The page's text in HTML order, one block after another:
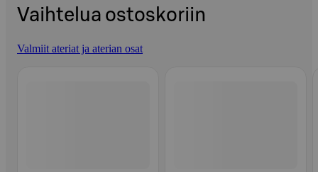
Vaihtelua ostoskoriin
Valmiit ateriat ja aterian osat